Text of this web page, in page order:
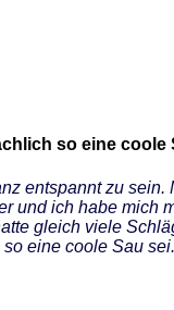
so eine coole
entspannt zu
und ich habe mich
gleich viele
eine coole Sau